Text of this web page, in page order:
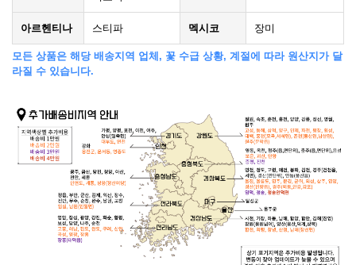
아르헨티나 스티파 멕시코 장미
모든 상품은 해당 배송지역 업체, 꽃 수급 상황, 계절에 따라 원산지가 달
라질 수 있습니다.